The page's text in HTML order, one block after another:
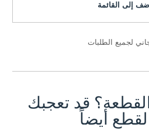
إلى القائمة
لجميع الطلبات
قد تعجبك
أيضاً